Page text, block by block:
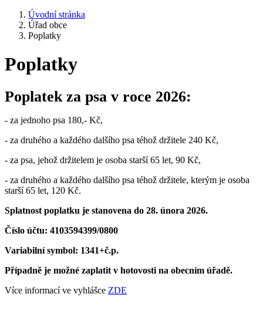
Úvodní stránka
Úřad obce
Poplatky
Poplatky
Poplatek za psa v roce 2026:
- za jednoho psa 180,- Kč,
- za druhého a každého dalšího psa téhož držitele 240 Kč,
- za psa, jehož držitelem je osoba starší 65 let, 90 Kč,
- za druhého a každého dalšího psa téhož držitele, kterým je osoba
starší 65 let, 120 Kč.
Splatnost poplatku je stanovena do 28. února 2026.
Číslo účtu: 4103594399/0800
Variabilní symbol: 1341+č.p.
Případně je možné zaplatit v hotovosti na obecním úřadě.
Více informací ve vyhlášce ZDE